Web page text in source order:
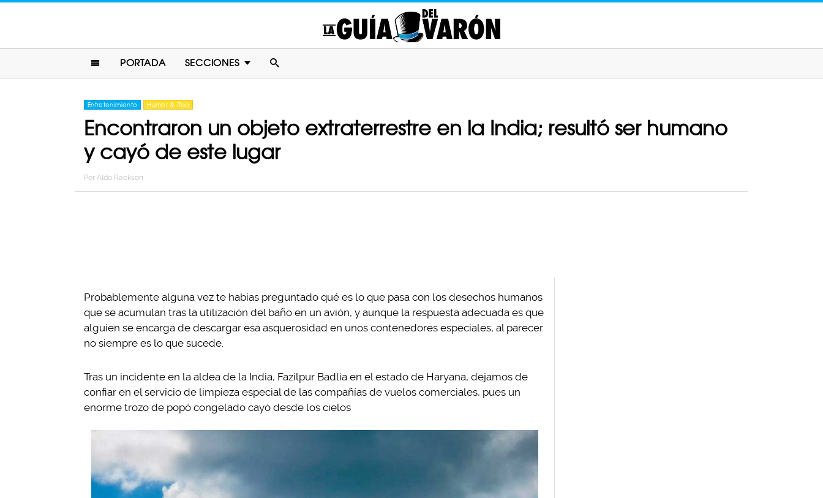
PORTADA SECCIONES
Entretenimiento Humor & Risa
Encontraron un objeto extraterrestre en la India; resultó ser humano
y cayó de este lugar
Por Aldo Rackson
Probablemente alguna vez te habías preguntado qué es lo que pasa con los desechos humanos
que se acumulan tras la utilización del baño en un avión, y aunque la respuesta adecuada es que
alguien se encarga de descargar esa asquerosidad en unos contenedores especiales, al parecer
no siempre es lo que sucede.
Tras un incidente en la aldea de la India, Fazilpur Badlia en el estado de Haryana, dejamos de
confiar en el servicio de limpieza especial de las compañías de vuelos comerciales, pues un
enorme trozo de popó congelado cayó desde los cielos